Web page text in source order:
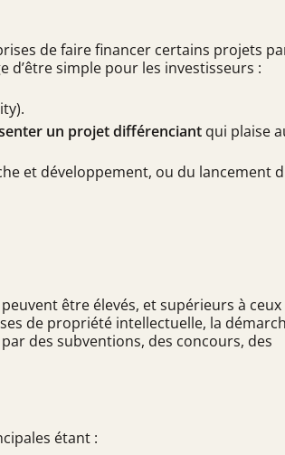
de faire financer certains projets
d’être simple pour les investisseurs :
un projet différenciant qui plaise
et développement, ou du lancement
être élevés, et supérieurs à ceux
de propriété intellectuelle, la
des subventions, des concours, des
étant :